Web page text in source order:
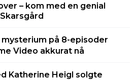
– kom med en genial
mysterium på 8-episoder
Video akkurat nå
Katherine Heigl solgte